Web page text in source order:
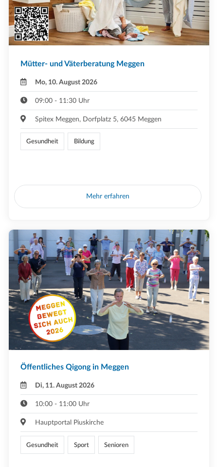
Mütter- und Väterberatung Meggen
Mo, 10. August 2026
09:00 - 11:30 Uhr
Spitex Meggen, Dorfplatz 5, 6045 Meggen
Gesundheit Bildung
Mehr erfahren
Öffentliches Qigong in Meggen
Di, 11. August 2026
10:00 - 11:00 Uhr
Hauptportal Piuskirche
Gesundheit Sport Senioren